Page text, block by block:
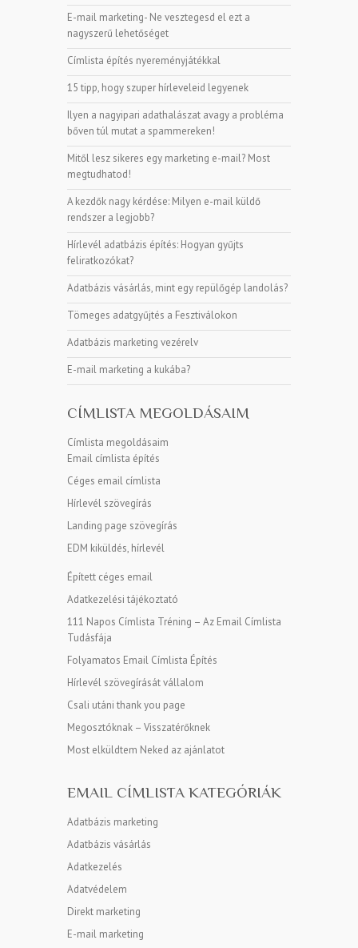
E-mail marketing- Ne vesztegesd el ezt a
nagyszerű lehetőséget
Címlista építés nyereményjátékkal
15 tipp, hogy szuper hírleveleid legyenek
Ilyen a nagyipari adathalászat avagy a probléma
bőven túl mutat a spammereken!
Mitől lesz sikeres egy marketing e-mail? Most
megtudhatod!
A kezdők nagy kérdése: Milyen e-mail küldő
rendszer a legjobb?
Hírlevél adatbázis építés: Hogyan gyűjts
feliratkozókat?
Adatbázis vásárlás, mint egy repülőgép landolás?
Tömeges adatgyűjtés a Fesztiválokon
Adatbázis marketing vezérelv
E-mail marketing a kukába?
CÍMLISTA MEGOLDÁSAIM
Címlista megoldásaim
Email címlista építés
Céges email címlista
Hírlevél szövegírás
Landing page szövegírás
EDM kiküldés, hírlevél
Épített céges email
Adatkezelési tájékoztató
111 Napos Címlista Tréning – Az Email Címlista
Tudásfája
Folyamatos Email Címlista Építés
Hírlevél szövegírását vállalom
Csali utáni thank you page
Megosztóknak – Visszatérőknek
Most elküldtem Neked az ajánlatot
EMAIL CÍMLISTA KATEGÓRIÁK
Adatbázis marketing
Adatbázis vásárlás
Adatkezelés
Adatvédelem
Direkt marketing
E-mail marketing